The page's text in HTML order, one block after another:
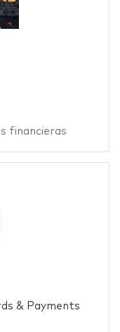
financieras
& Payments